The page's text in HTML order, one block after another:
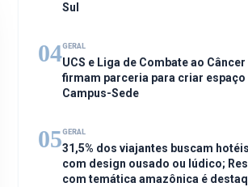
Sul
04GERAL
UCS e Liga de Combate ao Câncer
firmam parceria para criar espaço
Campus-Sede
05GERAL
31,5% dos viajantes buscam hotéis
com design ousado ou lúdico;
com temática amazônica é